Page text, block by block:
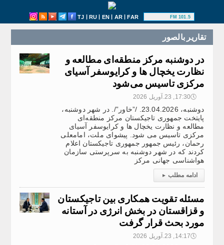
TJ | RU | EN | AR|FAR 101.5 FM
تقارير بالصور
در دوشنبه مرکز منطقه‌ای مطالعه و
نظارت یخچال ها و کرایوسفر آسیای
مرکزی تاسیس می‌شود
🕔17:30, 23.آوریل 2026
دوشنبه، 23.04.2026. /”خاور”/. در شهر دوشنبه،
پایتخت جمهوری تاجیکستان مرکز منطقه‌ای
مطالعه و نظارت یخچال ها و کرایوسفر آسیای
مرکزی تاسیس می شود. پیشوای ملت، امامعلی
رحمان، رئیس جمهور جمهوری تاجیکستان اعلام
کردند که در شهر دوشنبه به سرپرستی سازمان
هواشناسی جهانی مرکز
ادامه مطلب ▸
مسئله تقویت همکاری بین تاجیکستان
و قزاقستان در بخش انرژی در آستانه
مورد بحث قرار گرفت
🕔14:17, 23.آوریل 2026